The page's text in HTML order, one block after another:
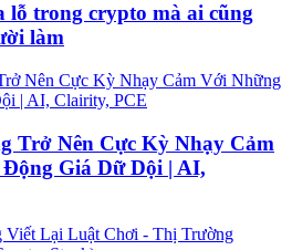
lỗ trong crypto mà ai cũng
làm
Trở Nên Cực Kỳ Nhạy Cảm
Giá Dữ Dội | AI,